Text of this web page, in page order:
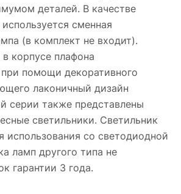
деталей. В качестве
сменная
(в комплект не входит).
корпусе плафона
помощи декоративного
лаконичный дизайн
серии также представлены
светильники. Светильник
использования со светодиодной
ламп другого типа не
гарантии 3 года.